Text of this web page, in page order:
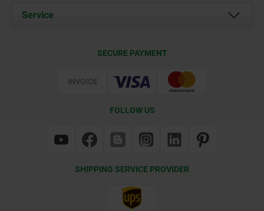
Contact
Documents
Service
SECURE PAYMENT
FOLLOW US
SHIPPING SERVICE PROVIDER